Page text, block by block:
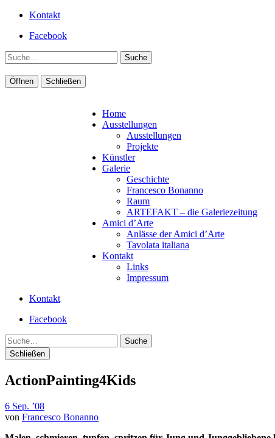
Kontakt
Facebook
Suche
Öffnen Schließen
Home
Ausstellungen
Ausstellungen
Projekte
Künstler
Galerie
Geschichte
Francesco Bonanno
Raum
ARTEFAKT – die Galeriezeitung
Amici d’Arte
Anlässe der Amici d’Arte
Tavolata italiana
Kontakt
Links
Impressum
Kontakt
Facebook
Suche
Schließen
ActionPainting4Kids
6 Sep. ’08
von Francesco Bonanno